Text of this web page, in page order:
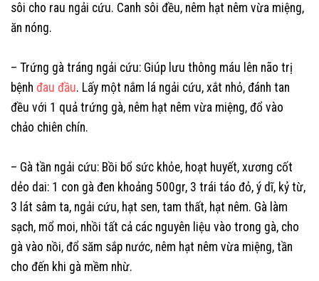
sôi cho rau ngải cứu. Canh sôi đều, nêm hạt nêm vừa miệng,
ăn nóng.
– Trứng gà tráng ngải cứu: Giúp lưu thông máu lên não trị
bệnh đau đầu. Lấy một nắm lá ngải cứu, xắt nhỏ, đánh tan
đều với 1 quả trứng gà, nêm hạt nêm vừa miệng, đổ vào
chảo chiên chín.
– Gà tần ngải cứu: Bồi bổ sức khỏe, hoạt huyết, xương cốt
dẻo dai: 1 con gà đen khoảng 500gr, 3 trái táo đỏ, ý dĩ, kỷ từ,
3 lát sâm ta, ngải cứu, hạt sen, tam thất, hạt nêm. Gà làm
sạch, mổ moi, nhồi tất cả các nguyên liệu vào trong gà, cho
gà vào nồi, đổ săm sắp nước, nêm hạt nêm vừa miệng, tần
cho đến khi gà mềm nhừ.